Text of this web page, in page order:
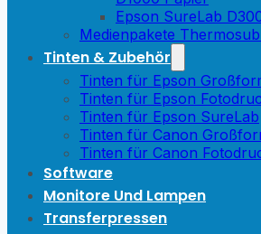
Epson SureLab
Medienpakete
Tinten & Zubehör
Tinten für Epson
Tinten für Epson
Tinten für Epson SureLab
Tinten für Canon
Tinten für Canon
Software
Monitore Und Lampen
Transferpressen